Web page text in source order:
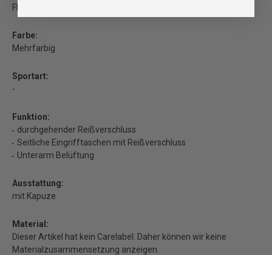
Fleecejacke für Damen
Farbe:
Mehrfarbig
Sportart:
-
Funktion:
durchgehender Reißverschluss
Seitliche Eingrifftaschen mit Reißverschluss
Unterarm Belüftung
Ausstattung:
mit Kapuze
Material:
Dieser Artikel hat kein Carelabel. Daher können wir keine
Materialzusammensetzung anzeigen.